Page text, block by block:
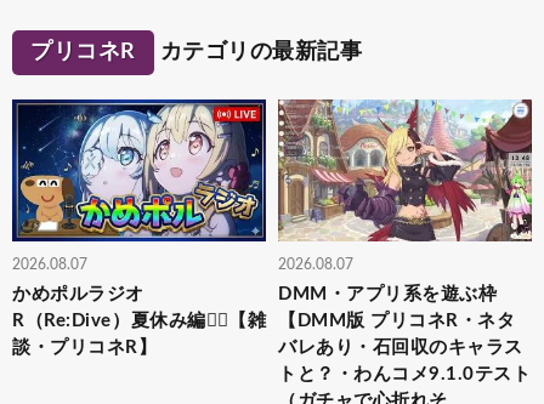
プリコネR カテゴリの最新記事
2026.08.07
かめポルラジオ
R（Re:Dive）⁠夏休み編🏄‍♀️【雑
談・プリコネR】
2026.08.07
DMM・アプリ系を遊ぶ枠
【DMM版 プリコネR・ネタ
バレあり・石回収のキャラス
トと？・わんコメ9.1.0テスト